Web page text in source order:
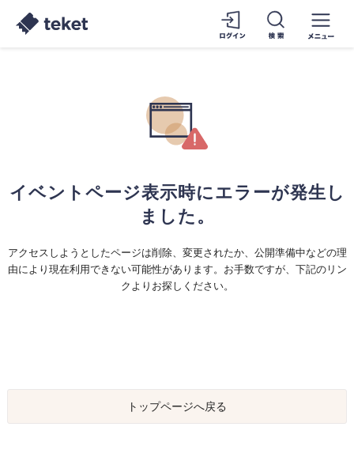
イベントページ表示時にエラーが発生し
ました。
アクセスしようとしたページは削除、変更されたか、公開準備中などの理
由により現在利用できない可能性があります。お手数ですが、下記のリン
クよりお探しください。
トップページへ戻る